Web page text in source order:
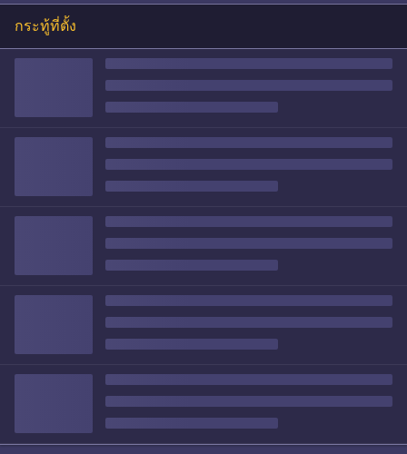
กระทู้ที่ตั้ง